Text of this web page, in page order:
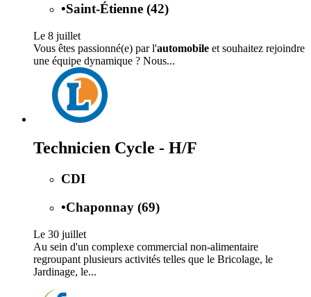
•Saint-Étienne (42)
Le 8 juillet
Vous êtes passionné(e) par l'automobile et souhaitez rejoindre
une équipe dynamique ? Nous...
Technicien Cycle - H/F
CDI
•Chaponnay (69)
Le 30 juillet
Au sein d'un complexe commercial non-alimentaire
regroupant plusieurs activités telles que le Bricolage, le
Jardinage, le...